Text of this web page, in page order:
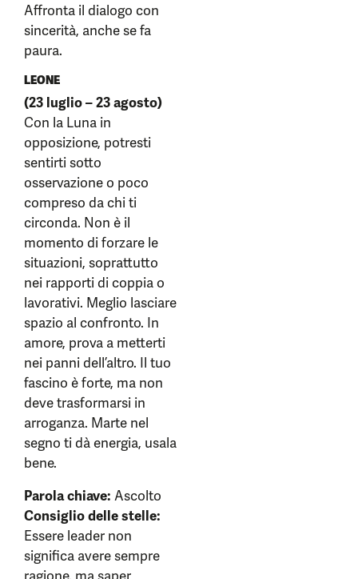
Affronta il dialogo con
sincerità, anche se fa
paura.
LEONE
(23 luglio – 23 agosto)
Con la Luna in
opposizione, potresti
sentirti sotto
osservazione o poco
compreso da chi ti
circonda. Non è il
momento di forzare le
situazioni, soprattutto
nei rapporti di coppia o
lavorativi. Meglio lasciare
spazio al confronto. In
amore, prova a metterti
nei panni dell’altro. Il tuo
fascino è forte, ma non
deve trasformarsi in
arroganza. Marte nel
segno ti dà energia, usala
bene.
Parola chiave: Ascolto
Consiglio delle stelle:
Essere leader non
significa avere sempre